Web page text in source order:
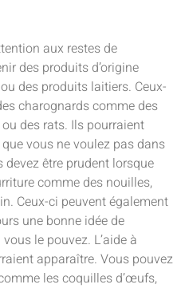
aux restes de
des produits d’origine
des produits laitiers. Ceux-
charognards comme des
des rats. Ils pourraient
vous ne voulez pas dans
être prudent lorsque
comme des nouilles,
Ceux-ci peuvent également
une bonne idée de
le pouvez. L’aide à
apparaître. Vous pouvez
les coquilles d’œufs,